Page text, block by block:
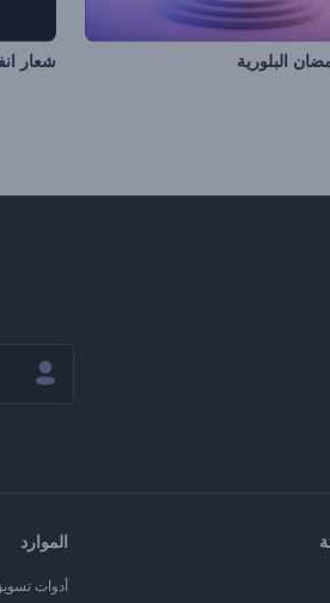
البلورية شعار
الموارد
أدوات